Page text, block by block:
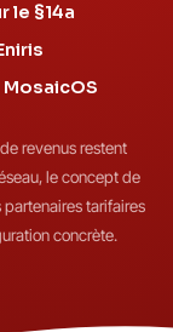
le §14a
revenus restent
le concept de
tarifaires
concrète.